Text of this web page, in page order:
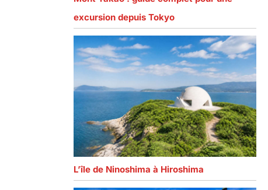
excursion depuis Tokyo
L’île de Ninoshima à Hiroshima